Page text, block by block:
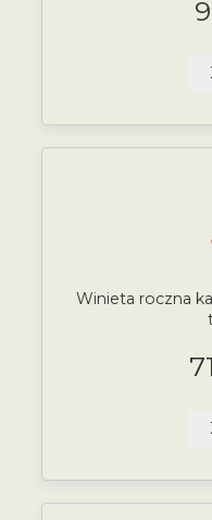
Winieta roczna